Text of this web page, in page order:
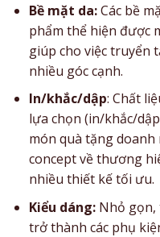
Bề mặt da:Các bề
phẩm thể hiện được
giúp cho việc truyển
nhiều góc cạnh.
In/khắc/dập: Chất
lựa chọn (in/khắc/
món quà tặng
concept về thương
nhiều thiết kế tối ưu.
Kiểu dáng: Nhỏ
trở thành các phụ